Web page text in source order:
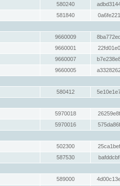
580240
581840
9660009
9660001
9660007
9660005
580412
5970018
5970016
502300
587530
589000